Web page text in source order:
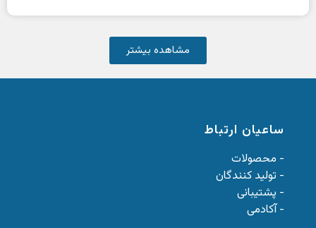
مشاهده بیشتر
ساعیان ارتباط
- محصولات
- تولید کنندگان
- پشتیبانی
- آکادمی